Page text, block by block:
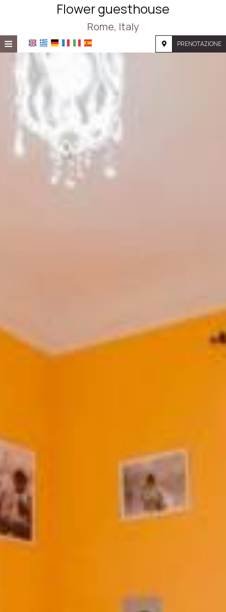
Flower guesthouse
Rome, Italy
≡ PRENOTAZIONE
HOME
POSIZIONE
ALLOGGIO
FOTOGRAFIE